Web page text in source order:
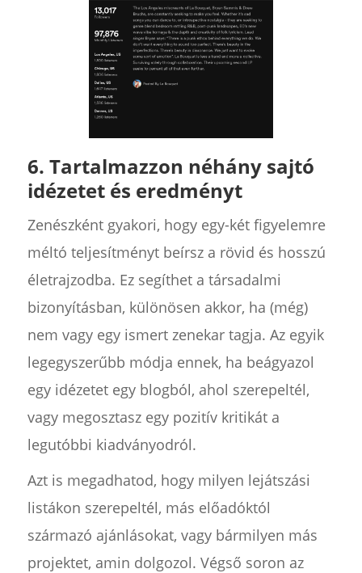
6. Tartalmazzon néhány sajtó
idézetet és eredményt
Zenészként gyakori, hogy egy-két figyelemre
méltó teljesítményt beírsz a rövid és hosszú
életrajzodba. Ez segíthet a társadalmi
bizonyításban, különösen akkor, ha (még)
nem vagy egy ismert zenekar tagja. Az egyik
legegyszerűbb módja ennek, ha beágyazol
egy idézetet egy blogból, ahol szerepeltél,
vagy megosztasz egy pozitív kritikát a
legutóbbi kiadványodról.
Azt is megadhatod, hogy milyen lejátszási
listákon szerepeltél, más előadóktól
származó ajánlásokat, vagy bármilyen más
projektet, amin dolgozol. Végső soron az